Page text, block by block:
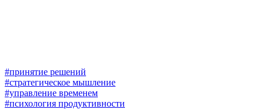
#принятие решений
#стратегическое мышление
#управление временем
#психология продуктивности